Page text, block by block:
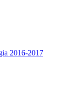
2016-2017